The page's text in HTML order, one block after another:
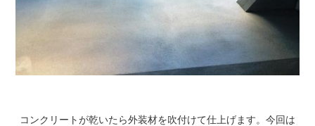
コンクリートが乾いたら外装材を吹付けて仕上げます。今回は